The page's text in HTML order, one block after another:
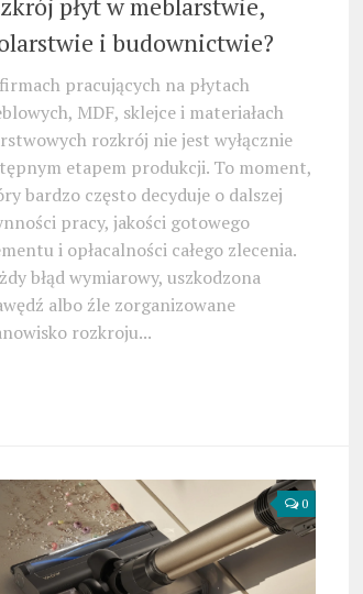
płyt w meblarstwie,
i budownictwie?
pracujących na płytach
MDF, sklejce i materiałach
rozkrój nie jest wyłącznie
etapem produkcji. To moment,
bardzo często decyduje o dalszej
pracy, jakości gotowego
i opłacalności całego zlecenia.
błąd wymiarowy, uszkodzona
albo źle zorganizowane
rozkroju...
0